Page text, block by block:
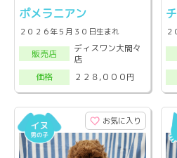
ポメラニアン
２０２６年５月３０日生まれ
販売店
ディスワン大間々
店
価格
２２８,０００円
お気に入り